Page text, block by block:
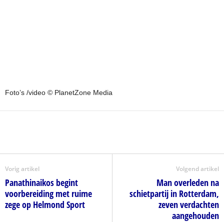
Foto’s /video © PlanetZone Media
Vorig artikel
Panathinaikos begint
voorbereiding met ruime
zege op Helmond Sport
Volgend artikel
Man overleden na
schietpartij in Rotterdam,
zeven verdachten
aangehouden